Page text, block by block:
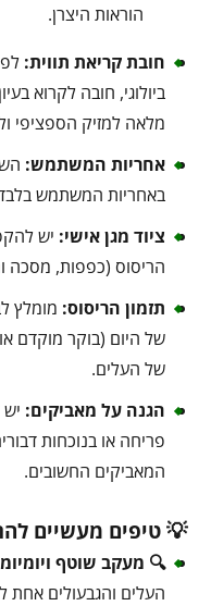
הוראות היצרן.
חובת קריאת תווית:
ביולוגי, חובה לקרוא
מלאה למזיק הספציפי
אחריות המשתמש:
באחריות המשתמש
ציוד מגן אישי: יש
הריסוס (כפפות, מסכה
תזמון הריסוס: מומלץ
של היום (בוקר מוקדם
של העלים.
הגנה על מאביקים:
פריחה או בנוכחות
המאביקים החשובים.
💡 טיפים מעשיים
🔍 מעקב שוטף
העלים והגבעולים אחת